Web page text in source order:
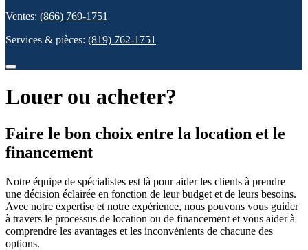
Ventes: (866) 769-1751
Services & pièces: (819) 762-1751
Louer ou acheter?
Faire le bon choix entre la location et le
financement
Notre équipe de spécialistes est là pour aider les clients à prendre
une décision éclairée en fonction de leur budget et de leurs besoins.
Avec notre expertise et notre expérience, nous pouvons vous guider
à travers le processus de location ou de financement et vous aider à
comprendre les avantages et les inconvénients de chacune des
options.